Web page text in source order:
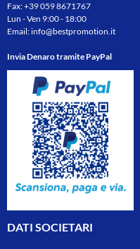
Fax: +39 059 8671767
Lun - Ven 9:00 - 18:00
Email:info@bestpromotion.it
Invia Denaro tramite PayPal
DATI SOCIETARI